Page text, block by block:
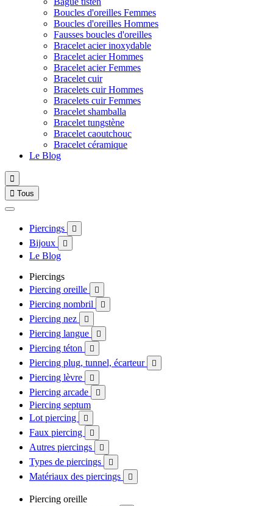
Boucles d'oreilles Femmes
Boucles d'oreilles Hommes
Fausses boucles d'oreilles
Bracelet acier inoxydable
Bracelet acier Hommes
Bracelet acier Femmes
Bracelet cuir
Bracelets cuir Hommes
Bracelets cuir Femmes
Bracelet shamballa
Bracelet tungstène
Bracelet caoutchouc
Bracelet céramique
Le Blog

 Tous
Piercings 
Bijoux 
Le Blog
Piercings
Piercing oreille

Piercing nombril 
Piercing nez 
Piercing langue 
Piercing téton 
Piercing plug, tunnel, écarteur 
Piercing lèvre 
Piercing arcade 
Piercing septum
Lot piercing

Faux piercing 
Autres piercings 
Types de piercings 
Matériaux des piercings 
Piercing oreille